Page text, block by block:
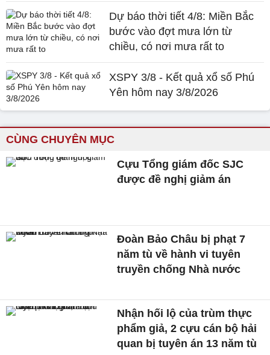
Dự báo thời tiết 4/8: Miền Bắc
bước vào đợt mưa lớn từ
chiều, có nơi mưa rất to
XSPY 3/8 - Kết quả xổ số Phú
Yên hôm nay 3/8/2026
CÙNG CHUYÊN MỤC
Cựu Tổng giám đốc SJC
được đề nghị giảm án
Đoàn Bảo Châu bị phạt 7
năm tù về hành vi tuyên
truyền chống Nhà nước
Nhận hối lộ của trùm thực
phẩm giả, 2 cựu cán bộ hải
quan bị tuyên án 13 năm tù